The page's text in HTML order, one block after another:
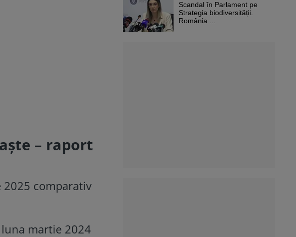
– raport
comparativ
martie 2024
Scandal în Parlament pe
Strategia biodiversității.
România ...